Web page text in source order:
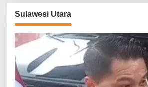
Sulawesi Utara